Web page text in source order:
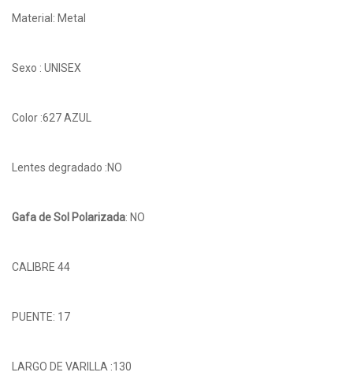
Material: Metal
Sexo : UNISEX
Color :627 AZUL
Lentes degradado :NO
Gafa de Sol Polarizada: NO
CALIBRE 44
PUENTE: 17
LARGO DE VARILLA :130